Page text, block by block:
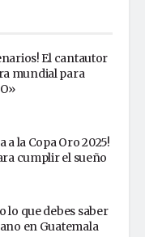
El cantautor
mundial para
a la Copa Oro 2025!
cumplir el sueño
lo que debes saber
en Guatemala